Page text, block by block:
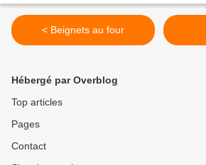
< Beignets au four
Hébergé par Overblog
Top articles
Pages
Contact